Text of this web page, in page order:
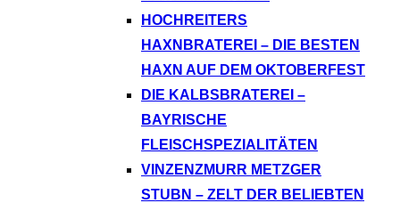
HOCHREITERS
HAXNBRATEREI – DIE BESTEN
HAXN AUF DEM OKTOBERFEST
DIE KALBSBRATEREI –
BAYRISCHE
FLEISCHSPEZIALITÄTEN
VINZENZMURR METZGER
STUBN – ZELT DER BELIEBTEN